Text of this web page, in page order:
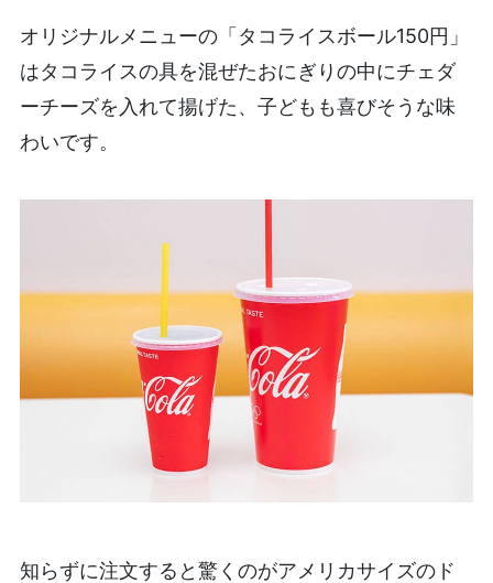
オリジナルメニューの「タコライスボール150円」
はタコライスの具を混ぜたおにぎりの中にチェダ
ーチーズを入れて揚げた、子どもも喜びそうな味
わいです。
知らずに注文すると驚くのがアメリカサイズのド